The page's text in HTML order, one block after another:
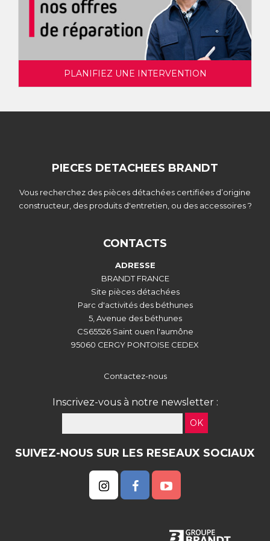
PLANIFIEZ UNE INTERVENTION
PIECES DETACHEES BRANDT
Vous recherchez des pièces détachées certifiées d’origine
constructeur, des produits d'entretien, ou des accessoires ?
CONTACTS
ADRESSE
BRANDT FRANCE
Site pièces détachées
Parc d'activités des béthunes
5, Avenue des béthunes
CS65526 Saint ouen l'aumône
95060 CERGY PONTOISE CEDEX
Contactez-nous
Inscrivez-vous à notre newsletter :
OK
SUIVEZ-NOUS SUR LES RESEAUX SOCIAUX